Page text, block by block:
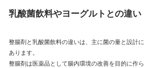
乳酸菌飲料やヨーグルトとの違い
整腸剤と乳酸菌飲料の違いは、主に菌の量と設計に
あります。
整腸剤は医薬品として腸内環境の改善を目的に作ら